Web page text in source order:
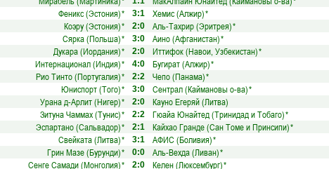
Феникс (Эстония)* 3:1 Хемис (Алжир)*
Коэру (Эстония)* 2:0 Аль-Тахрир (Эритрея)*
Сярка (Польша)* 3:0 Аино (Афганистан)*
Дукара (Иордания)* 2:0 Иттифок (Навои, Узбекистан)*
Интернационал (Индия)* 4:0 Бугират (Алжир)*
Рио Тинто (Португалия)* 2:2 Чепо (Панама)*
Юниспорт (Того)* 3:0 Сентрал (Каймановы о-ва)*
Урана д-Арлит (Нигер)* 2:0
Кауно Егеряй (Литва)
Зитуна Чаммах (Тунис)* 2:2 Гюайа Юнайтед (Тринидад и Тобаго)*
Эспартано (Сальвадор)* 2:1 Кайхао Гранде (Сан Томе и Принсипи)*
Свейката (Литва)* 3:1 АФИС (Боливия)*
Грин Мазе (Бурунди)* 0:0 Аль-Вехда (Ливан)*
Сенге Самади (Монголия)* 2:0 Келен (Люксембург)*